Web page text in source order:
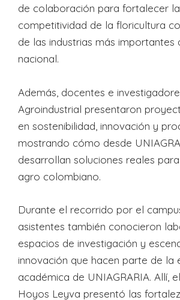
de colaboración para fortalecer la
competitividad de la floricultura
de las industrias más importantes
nacional.
Además, docentes e
Agroindustrial presentaron
en sostenibilidad, innovación y
mostrando cómo desde
desarrollan soluciones reales
agro colombiano.
Durante el recorrido por el
asistentes también conocieron
espacios de investigación y
innovación que hacen parte de la
académica de UNIAGRARIA. Allí,
Hoyos Leyva presentó las